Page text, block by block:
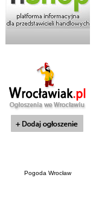
Pogoda Wrocław